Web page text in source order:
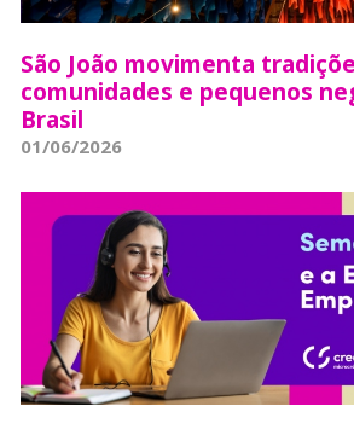
São João movimenta
comunidades e pequenos
Brasil
01/06/2026